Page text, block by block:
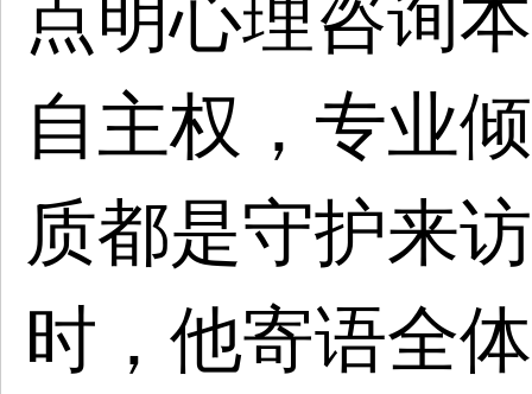
点明心理咨询
自主权，专业
质都是守护来
时，他寄语全